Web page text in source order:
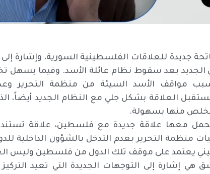
جديدة للعلاقات الفلسطينية السورية، وإشارة
الجديد بعد سقوط نظام عائلة الأسد. وفيما يسهل
مواقف الأسد السيئة من منظمة التحرير
العلاقة بشكل جلي مع النظام الجديد أيضاً،
منها بسهولة.
معها علاقة جديدة مع فلسطين، علاقة
منظمة التحرير بعدم التدخل بالشؤون الداخلية
يعتمد على موقف تلك الدول من فلسطين وليس
هي إشارة إلى التوجهات الجديدة التي تعيد